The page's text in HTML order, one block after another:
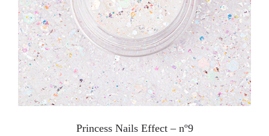
Princess Nails Effect – nº9